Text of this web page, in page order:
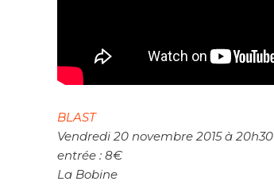
BLAST
Vendredi 20 novembre 2015 à 20h30
entrée : 8€
La Bobine